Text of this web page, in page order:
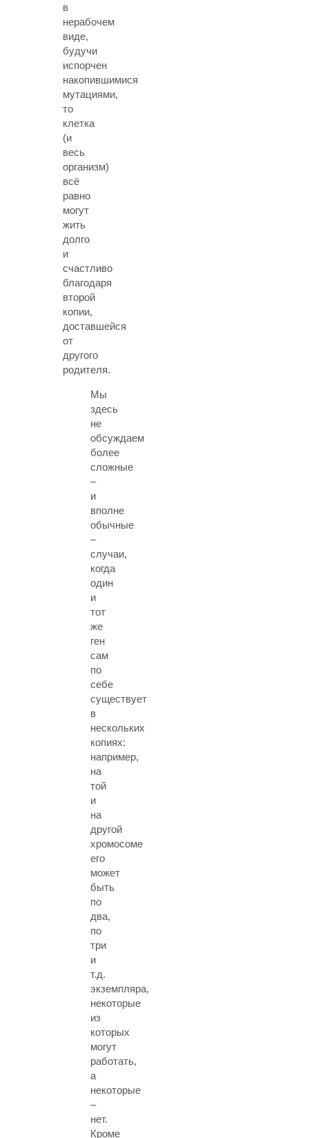
в
нерабочем
виде,
будучи
испорчен
накопившимися
мутациями,
то
клетка
(и
весь
организм)
всё
равно
могут
жить
долго
и
счастливо
благодаря
второй
копии,
доставшейся
от
другого
родителя.
Мы
здесь
не
обсуждаем
более
сложные
–
и
вполне
обычные
–
случаи,
когда
один
и
тот
же
ген
сам
по
себе
существует
в
нескольких
копиях:
например,
на
той
и
на
другой
хромосоме
его
может
быть
по
два,
по
три
и
т.д.
экземпляра,
некоторые
из
которых
могут
работать,
а
некоторые
–
нет.
Кроме